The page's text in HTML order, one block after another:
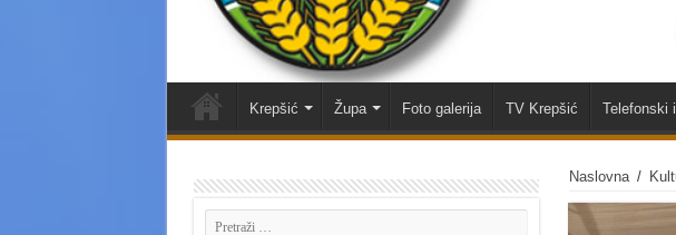
Krepšić Župa Foto galerija TV Krepšić Telefonski
Naslovna /